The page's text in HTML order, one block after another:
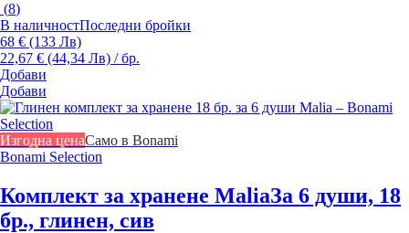
(8)
В наличностПоследни бройки
68 € (133 Лв)
22,67 € (44,34 Лв) / бр.
Добави
Добави
Изгодна ценаСамо в Bonami
Bonami Selection
Комплект за хранене MaliaЗа 6 души, 18
бр., глинен, сив